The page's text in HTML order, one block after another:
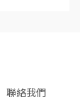
聯絡我們